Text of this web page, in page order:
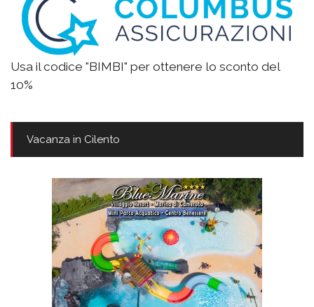
Usa il codice "BIMBI" per ottenere lo sconto del
10%
Vacanza in Cilento